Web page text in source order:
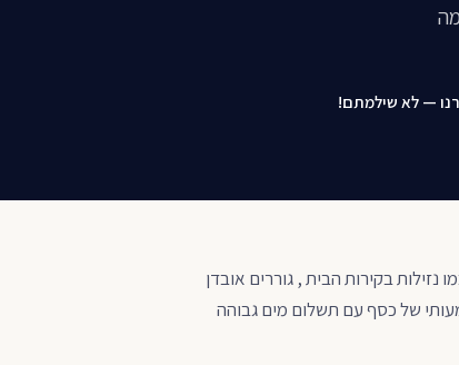
— לא שילמתם!
בקירות הבית , גוררים אובדן
של כסף עם תשלום מים גבוהה